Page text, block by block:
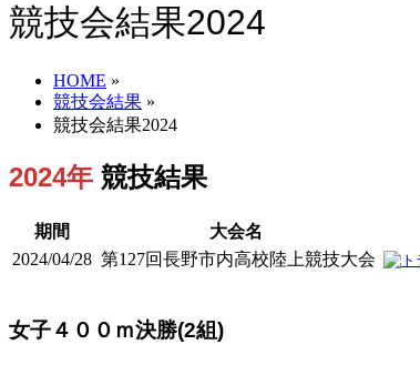
競技会結果2024
HOME »
競技会結果 »
競技会結果2024
2024年 競技結果
期間 大会名
2024/04/28 第127回長野市内高校陸上競技大会
女子４００ｍ決勝(2組)